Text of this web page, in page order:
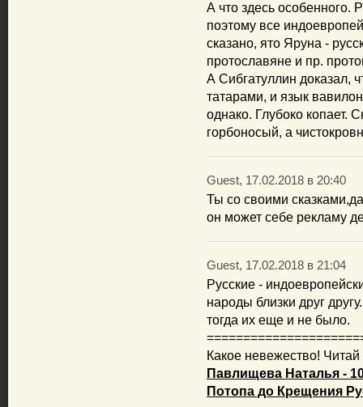
А что здесь особенного.
поэтому все
сказано, ято Яруна -
протославяне и пр.
А Сибгатуллин доказал,
татарами, и язык
однако. Глубоко копает.
горбоносый, а
Guest, 17.02.2018 в 20:40
Ты со своими
он может себе рекламу
Guest, 17.02.2018 в 21:04
Русские -
народы близки друг
тогда их еще и не было.
Какое невежество!
Павлищева Наталья -
Потопа до Крещения